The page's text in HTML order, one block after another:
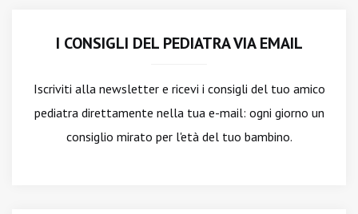
I CONSIGLI DEL PEDIATRA VIA EMAIL
Iscriviti alla newslettere ricevi i consigli del tuo amico
pediatra direttamente nella tua e-mail: ogni giorno un
consiglio mirato per l'età del tuo bambino.